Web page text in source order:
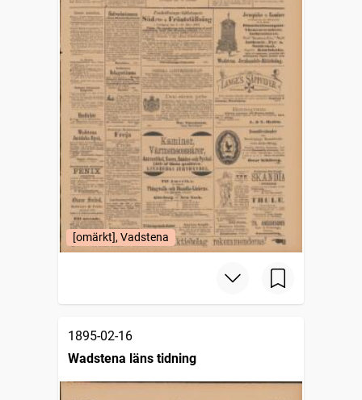
[omärkt], Vadstena
1895-02-16
Wadstena läns tidning